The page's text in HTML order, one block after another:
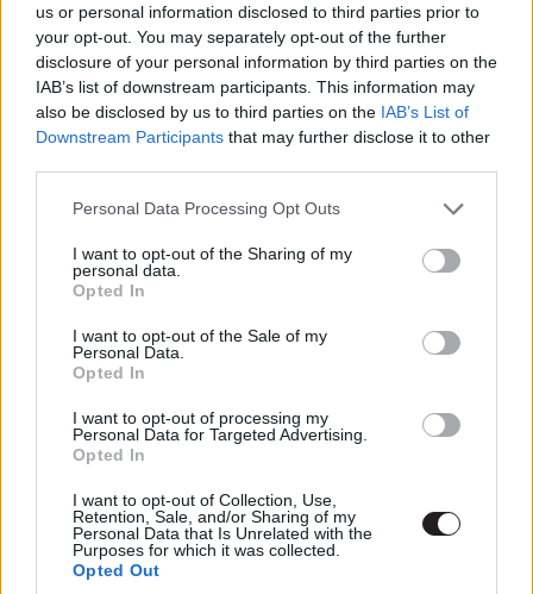
us or personal information disclosed to third parties prior to
your opt-out. You may separately opt-out of the further
disclosure of your personal information by third parties on the
IAB’s list of downstream participants. This information may
also be disclosed by us to third parties on the IAB’s List of
Downstream Participants that may further disclose it to other
Please note that this website/app uses one or more Google
not limited to your visit or usage behaviour. You may click to
grant or deny consent to Google and its third-party tags to
use your data for below specified purposes in below Google
consent section.
Personal Data Processing Opt Outs
I want to opt-out of the Sharing of my
personal data.
Opted In
I want to opt-out of the Sale of my
Personal Data.
Opted In
I want to opt-out of processing my
Personal Data for Targeted Advertising.
Opted In
I want to opt-out of Collection, Use,
Retention, Sale, and/or Sharing of my
Personal Data that Is Unrelated with the
Purposes for which it was collected.
Opted Out
kisgyerek Fincher nem látja ezt a filmet (utána pedig a
forgatásról készült werket), akkor nem választotta volna
a rendezői pályát sem. És mi, nézők sokkal kevesebbek
lennénk ezáltal.
David Finchera mai, modern filmgyártás egyik oszlopos
tagja. Sajátos stílusa, jellegzetes kézjegyei filmjeinek
minden képkockáján tapintható. Az élettörténete
kapcsán szeretnek azzal élni az írók, hogy "rögös utat
járt be", mire megtalálta a saját hangját és stílusát - ez
viszont nem igaz. Kezdetben nem is filmrendezőként
maximalista és kellőképp borúlátó, "sötét" stílusa már itt
is fellelhető. Rengeteg videoklip kötődik a nevéhez, sőt
- Michael Jacksontól kezdve a The Rolling Stones-on át
egészen az Aerosmith-ig bezárólag sokan mások is.